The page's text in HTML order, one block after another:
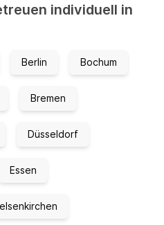
individuell in
Berlin Bochum
Bremen
Düsseldorf
Essen